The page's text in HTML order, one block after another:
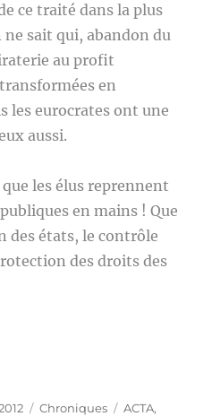
ce traité dans la plus
sait qui, abandon du
au profit
en
les eurocrates ont une
aussi.
les élus reprennent
en mains ! Que
des états, le contrôle
des droits des
Catégories
Chroniques Étiquettes
ACTA,